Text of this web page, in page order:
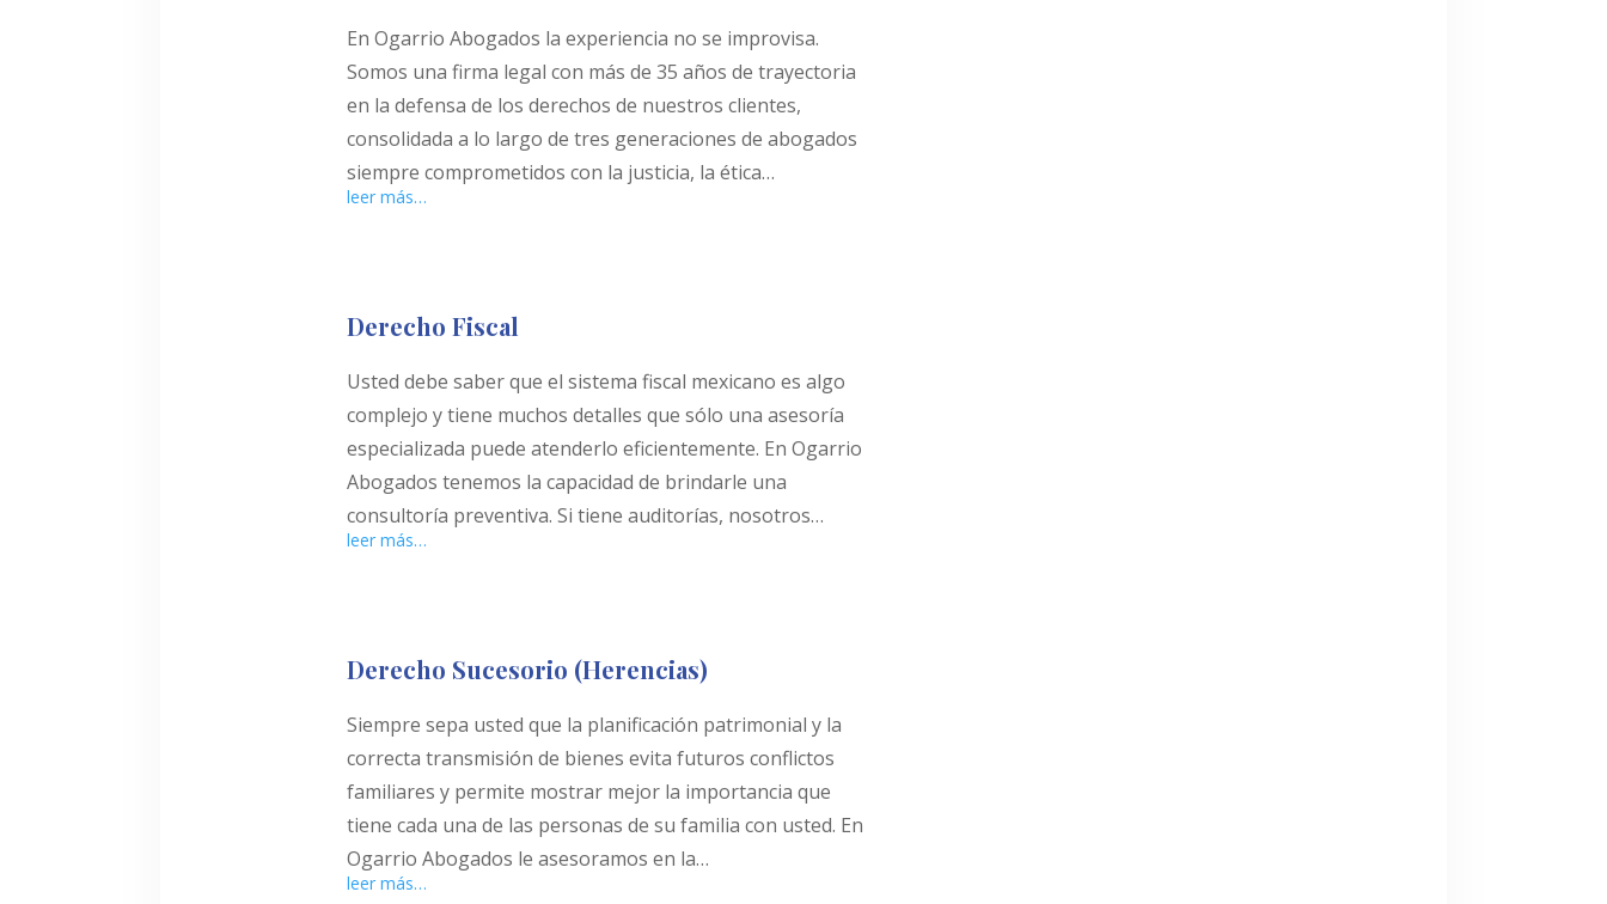
En Ogarrio Abogados la experiencia no se improvisa.
Somos una firma legal con más de 35 años de trayectoria
en la defensa de los derechos de nuestros clientes,
consolidada a lo largo de tres generaciones de abogados
siempre comprometidos con la justicia, la ética…
leer más…
Derecho Fiscal
Usted debe saber que el sistema fiscal mexicano es algo
complejo y tiene muchos detalles que sólo una asesoría
especializada puede atenderlo eficientemente. En Ogarrio
Abogados tenemos la capacidad de brindarle una
consultoría preventiva. Si tiene auditorías, nosotros…
leer más…
Derecho Sucesorio (Herencias)
Siempre sepa usted que la planificación patrimonial y la
correcta transmisión de bienes evita futuros conflictos
familiares y permite mostrar mejor la importancia que
tiene cada una de las personas de su familia con usted. En
Ogarrio Abogados le asesoramos en la…
leer más…